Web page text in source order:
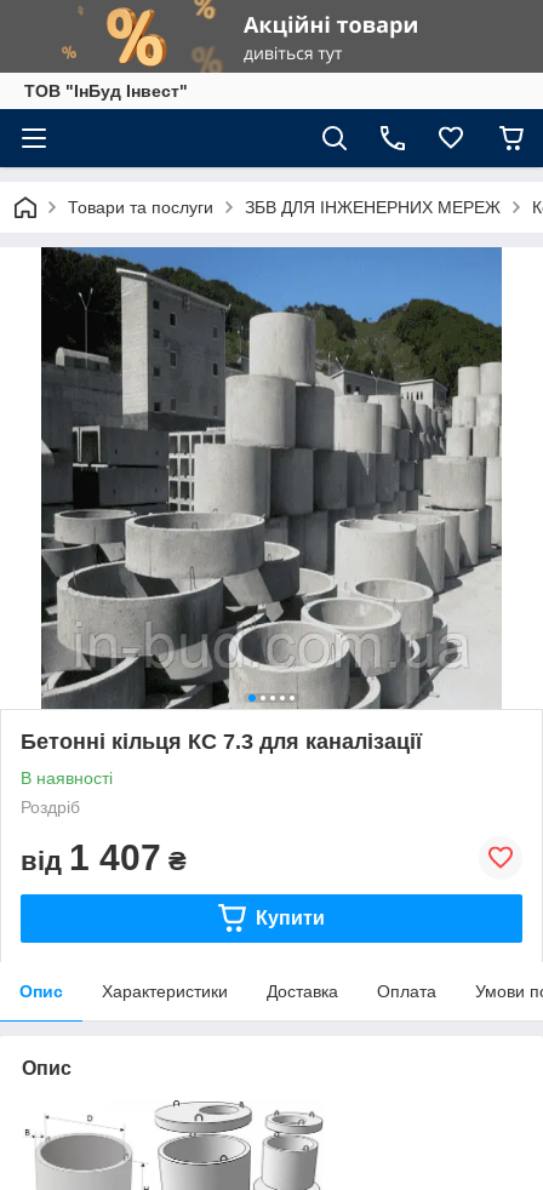
ТОВ "ІнБуд Інвест"
Товари та послуги ЗБВ ДЛЯ ІНЖЕНЕРНИХ МЕРЕЖ
Бетонні кільця КС 7.3 для каналізації
В наявності
Роздріб
від 1 407 ₴
Купити
Опис Характеристики Доставка Оплата Умови
Опис